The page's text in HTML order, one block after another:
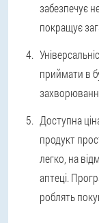
забезпечує
покращує
приймати в
Доступна
продукт
легко, на
аптеці.
роблять